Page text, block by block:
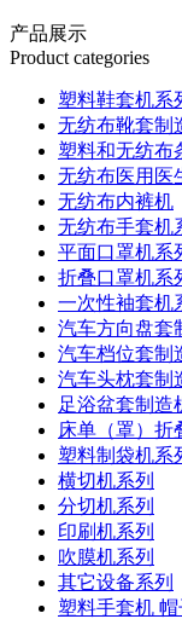
产品展示
Product categories
塑料鞋套机系
无纺布靴套制
塑料和无纺布
无纺布医用医
无纺布内裤机
无纺布手套机
平面口罩机系
折叠口罩机系
一次性袖套机
汽车方向盘套
汽车档位套制
汽车头枕套制
足浴盆套制造
床单（罩）折
塑料制袋机系
横切机系列
分切机系列
印刷机系列
吹膜机系列
其它设备系列
塑料手套机